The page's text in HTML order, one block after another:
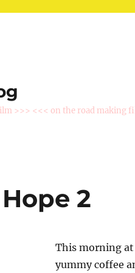
>>> <<< on the road making
2
This morning
yummy coffee